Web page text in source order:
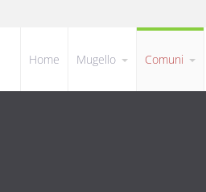
Home Mugello Comuni